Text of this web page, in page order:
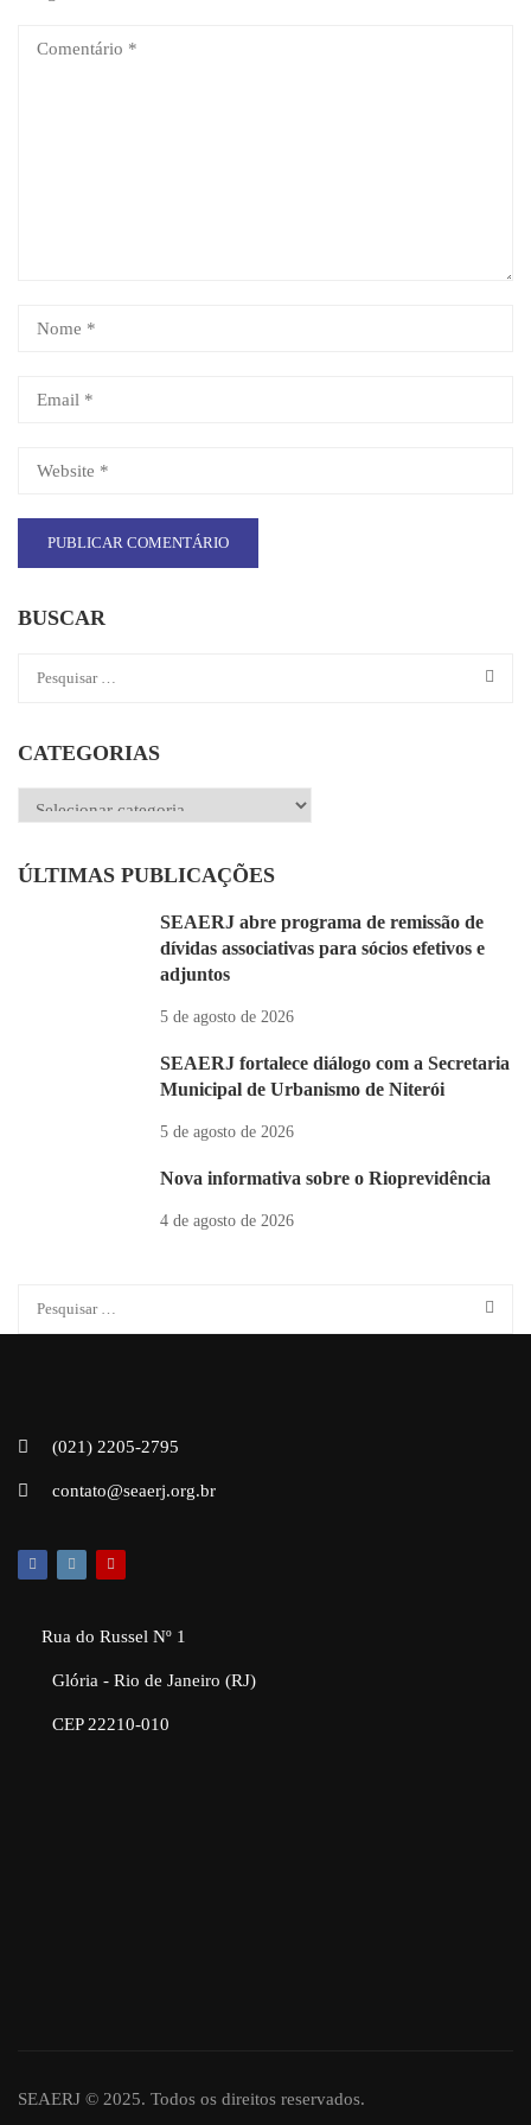
BUSCAR
CATEGORIAS
Categorias
ÚLTIMAS PUBLICAÇÕES
SEAERJ abre programa de remissão de
dívidas associativas para sócios efetivos e
adjuntos
5 de agosto de 2026
SEAERJ fortalece diálogo com a Secretaria
Municipal de Urbanismo de Niterói
5 de agosto de 2026
Nova informativa sobre o Rioprevidência
4 de agosto de 2026
(021) 2205-2795
contato@seaerj.org.br
Rua do Russel Nº 1
Glória - Rio de Janeiro (RJ)
CEP 22210-010
SEAERJ © 2025. Todos os direitos reservados.